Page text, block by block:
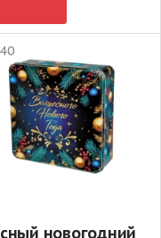
новогодний